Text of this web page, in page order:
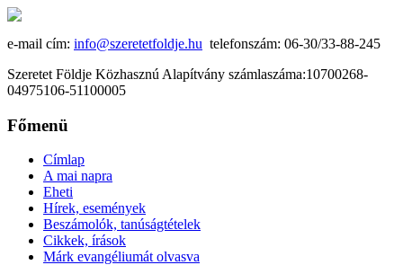
e-mail cím: info@szeretetfoldje.hu telefonszám: 06-30/33-88-245
Szeretet Földje Közhasznú Alapítvány számlaszáma:10700268-
04975106-51100005
Főmenü
Címlap
A mai napra
Eheti
Hírek, események
Beszámolók, tanúságtételek
Cikkek, írások
Márk evangéliumát olvasva